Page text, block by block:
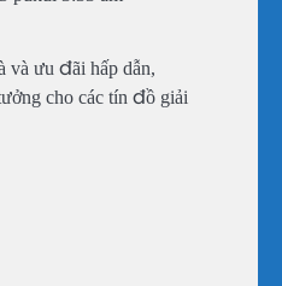
và ưu đãi hấp dẫn,
cho các tín đồ giải